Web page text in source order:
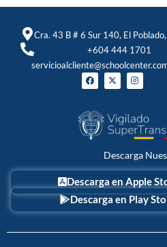
Cra. 43 B # 6 Sur 140, El
+604 444 1701
F
a
c
o
o
k
X
-
t
t
t
e
I
n
s
g
r
a
m
Descarga
Descarga en Apple
Descarga en Play